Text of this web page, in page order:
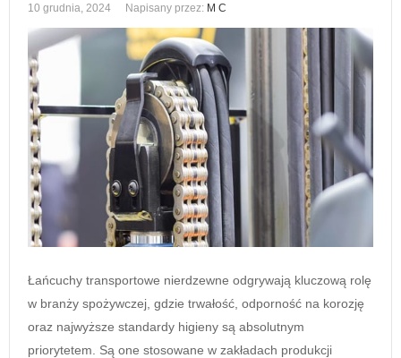
10 grudnia, 2024 Napisany przez: M C
Łańcuchy transportowe nierdzewne odgrywają kluczową rolę
w branży spożywczej, gdzie trwałość, odporność na korozję
oraz najwyższe standardy higieny są absolutnym
priorytetem. Są one stosowane w zakładach produkcji